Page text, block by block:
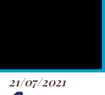
21/07/2021